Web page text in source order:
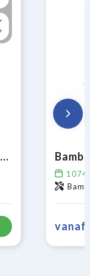
Wireless solar speaker torch 2x5W IPX6
1074
vanaf